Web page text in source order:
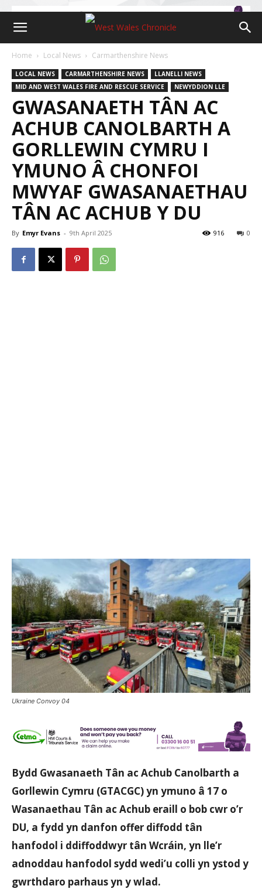
Home Local News Carmarthenshire News
LOCAL NEWS CARMARTHENSHIRE NEWS
LLANELLI NEWS
MID AND WEST WALES FIRE AND RESCUE SERVICE
NEWYDDION LLE
GWASANAETH TÂN AC
ACHUB CANOLBARTH A
GORLLEWIN CYMRU I
YMUNO Â CHONFOI
MWYAF GWASANAETHAU
TÂN AC ACHUB Y DU
By Emyr Evans - 9th April 2025 0
916
Ukraine Convoy 04
Bydd Gwasanaeth Tân ac Achub Canolbarth a
Gorllewin Cymru (GTACGC) yn ymuno â 17 o
Wasanaethau Tân ac Achub eraill o bob cwr o’r
DU, a fydd yn danfon offer diffodd tân
hanfodol i ddiffoddwyr tân Wcráin, yn lle’r
adnoddau hanfodol sydd wedi’u colli yn ystod y
gwrthdaro parhaus yn y wlad.